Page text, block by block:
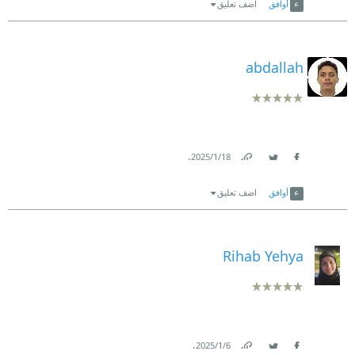
أوافق اضف تعليق
abdallah
18‏/1‏/2025
.
أوافق اضف تعليق
Rihab Yehya
6‏/1‏/2025
.